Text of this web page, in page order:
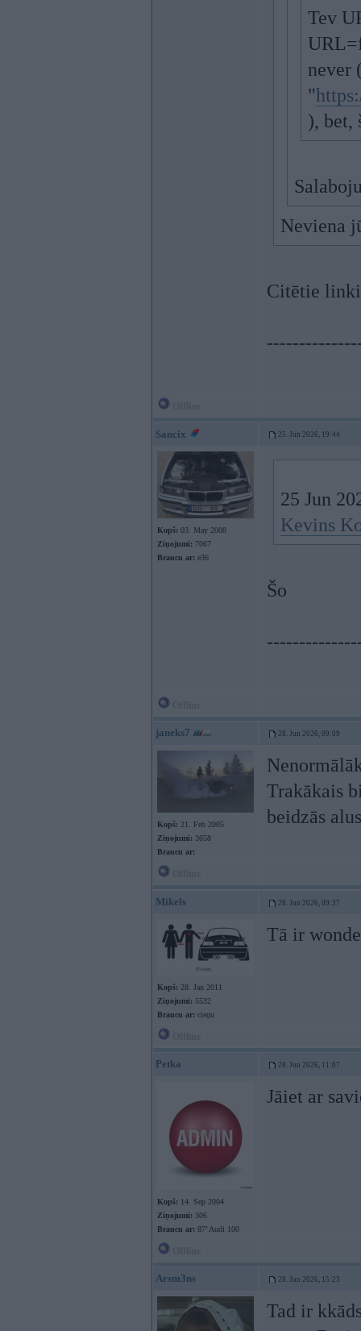
Tev
never
"
), bet,
Neviena
Citētie linki
Sancix 25. Jun 2026, 19:44
Kopš: 03. May 2008
Ziņojumi: 7067
Braucu ar: e36
25 Jun
Kevins
Šo
janeks7 28. Jun 2026, 09:09
Kopš: 21. Feb 2005
Ziņojumi: 3658
Braucu ar:
Trakākais
beidzās alus
Mikels 28. Jun 2026, 09:37
Kopš: 28. Jan 2011
Ziņojumi: 5532
Braucu ar: cieņu
Tā ir
Petka 28. Jun 2026, 11:07
Kopš: 14. Sep 2004
Ziņojumi: 306
Braucu ar: 87’ Audi 100
Jāiet ar
Arsm3ns 28. Jun 2026, 15:23
Tad ir